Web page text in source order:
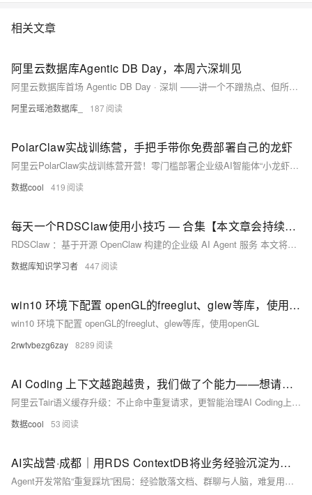
相关文章
阿里云数据库Agentic DB Day，本周六深圳见
阿里云数据库首场 Agentic DB Day · 深圳 ——讲一个不蹭热点、但所有 AI 应用都绕不开的话题：当数据库长成 Agentic 形态！
阿里云瑶池数据库_ 187
PolarClaw实战训练营，手把手带你免费部署自己的龙虾
阿里云PolarClaw实战训练营开营！零门槛部署企业级AI智能体“小龙虾”，深度打通PolarDB，聚焦电商场景实战。新用户享免费试用，前10名完成跟练赠定制权益。手把手教学，助你快速上手AI Agent生产力工具。
数据cool 419
每天一个RDSClaw使用小技巧 — 合集【本文章会持续更新】
RDSClaw ：基于开源 OpenClaw 构建的企业级 AI Agent 服务 本文将持续更新RDSClaw使用小技巧，欢迎加入钉钉搜索【169290007216】加入RDSClaw 用户钉钉群，和RDSClaw产研团队直接交流，反馈需求和建议；
数据库知识学习者 447
win10 环境下配置 openGL的freeglut、glew等库，使用openGL
win10 环境下配置 openGL的freeglut、glew等库，使用openGL
2rwtvbezg6zay 8289
AI Coding 上下文越跑越贵，我们做了个能力——想请你来验证它
阿里云Tair语义缓存升级：不止命中重复请求，更智能治理AI Coding上下文——自动识别、压缩噪声、保留关键信息，实测Prompt Token降低27%，大上下文最高省90%，回答质量反升0.8个百分点，Agent零改造即用。
数据cool 53
AI实战营·成都｜用RDS ContextDB将业务经验沉淀为团队知识资产
Agent开发常陷“重复踩坑”困局：经验散落文档、群聊与人脑，难复用、难共享。8月7日成都线下活动，教你用 RDS ContextDB 构建可信、可追溯、可协同的生产级知识资产，让团队经验真正沉淀为Agent可用的上下文。